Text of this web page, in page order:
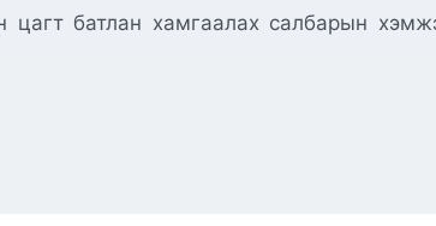
батлан хамгаалах салбарын